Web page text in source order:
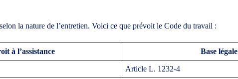
la nature de l’entretien. Voici ce que prévoit le Code du travail :
à l’assistance Base légale
Article L. 1232-4